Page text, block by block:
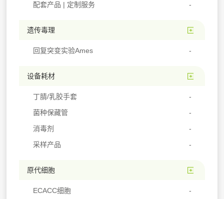
配套产品 | 定制服务
遗传毒理
回复突变实验Ames
设备耗材
丁腈/乳胶手套
菌种保藏管
消毒剂
采样产品
原代细胞
ECACC细胞